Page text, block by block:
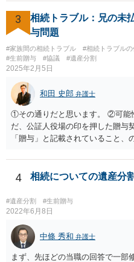
3
相続トラブル：兄の未
与問題
#家族間の相続トラブル #相続トラブル
#生前贈与
#協議 #遺産分割
2025年2月5日
和田 史郎 弁護士
①その通りだと思います。 ②可能
だ、公証人役場の印を押した贈与
「贈与」と記載されていること
わなければ、遺産分割調停を申し
がしますね。
4 相続についての遺産分
#遺産分割 #生前贈与
2022年6月8日
中條 秀和 弁護士
まず、先ほどの当職の回答で一部